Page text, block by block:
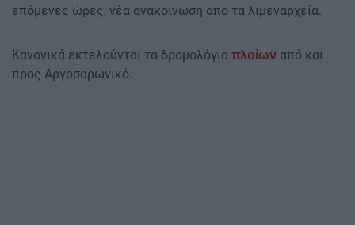
επόμενες ώρες, νέα ανακοίνωση απο τα λιμεναρχεία.
Κανονικά εκτελούνται τα δρομολόγια πλοίων από και
προς Αργοσαρωνικό.